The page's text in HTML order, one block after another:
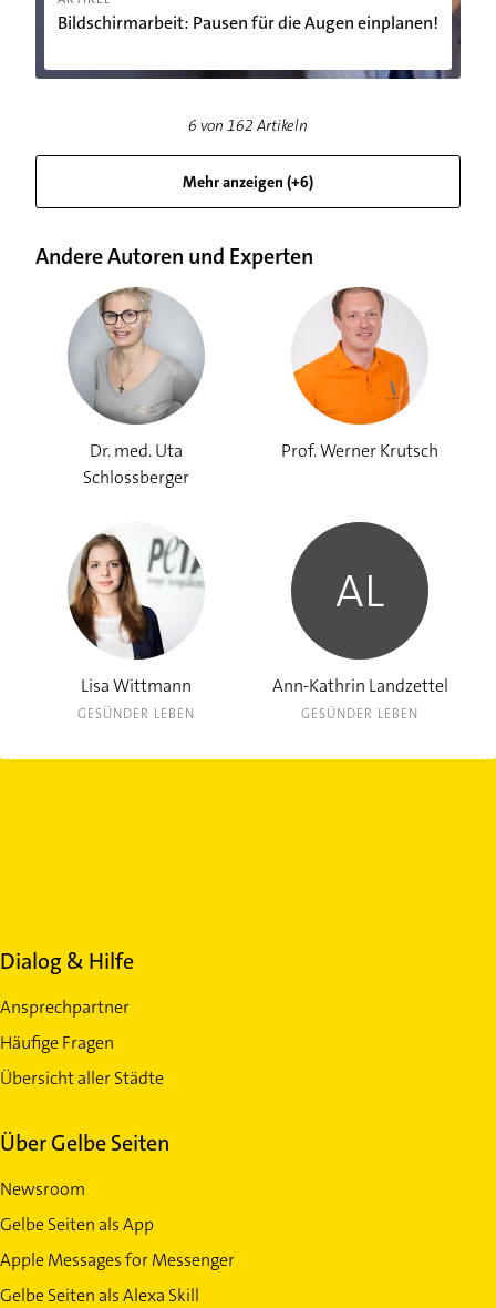
Bildschirmarbeit: Pausen für die Augen einplanen!
6 von 162Artikeln
Mehr anzeigen (+6)
Andere Autoren und Experten
Dr. med. Uta
Schlossberger
Prof. Werner Krutsch
Lisa Wittmann
GESÜNDER LEBEN
AL
Ann-Kathrin Landzettel
GESÜNDER LEBEN
Dialog & Hilfe
Ansprechpartner
Häufige Fragen
Übersicht aller Städte
Über Gelbe Seiten
Newsroom
Gelbe Seiten als App
Apple Messages for Messenger
Gelbe Seiten als Alexa Skill